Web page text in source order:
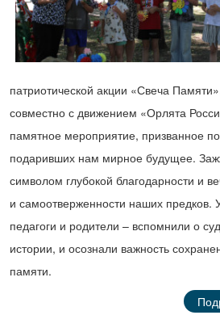
патриотической акции «Свеча
совместно с движением «Орлята
памятное мероприятие, призванное
подаривших нам мирное будущее.
символом глубокой благодарности и
и самоотверженности наших предков.
педагоги и родители – вспомнили о
истории, и осознали важность
памяти.